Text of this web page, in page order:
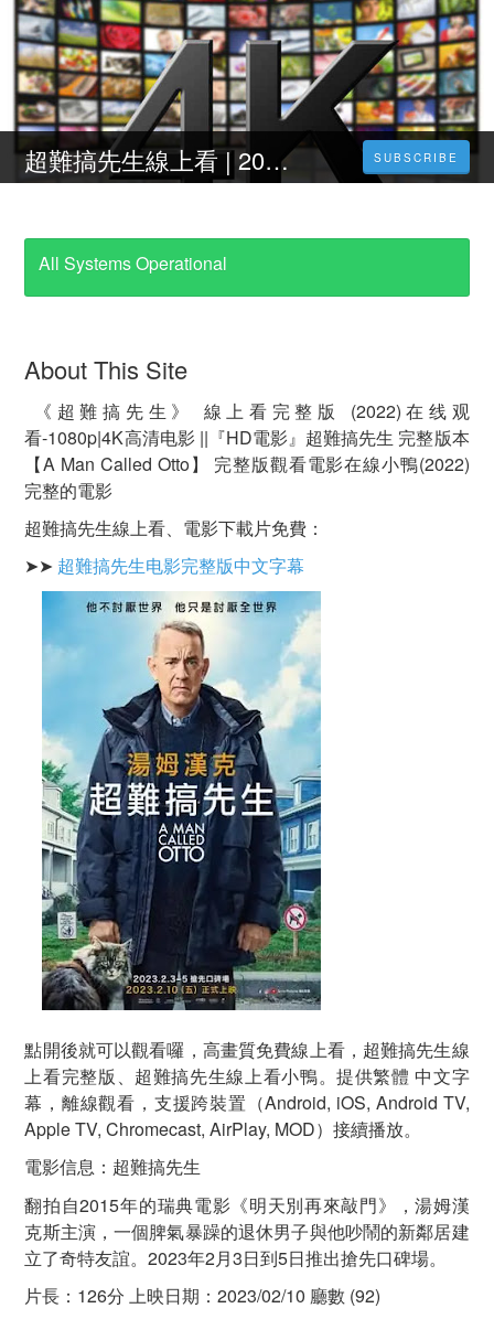
超難搞先生線上看 | 2023 | 完整 版小鴨|線上看小鴨|HD1080p SUBSCRIBE
All Systems Operational
About This Site
《超難搞先生》 線上看完整版 (2022)在线观
看-1080p|4K高清电影 ||『HD電影』超難搞先生 完整版本
【A Man Called Otto】 完整版觀看電影在線小鴨(2022)
完整的電影
超難搞先生線上看、電影下載片免費：
➤➤ 超難搞先生电影完整版中文字幕
點開後就可以觀看囉，高畫質免費線上看，超難搞先生線
上看完整版、超難搞先生線上看小鴨。提供繁體 中文字
幕，離線觀看，支援跨裝置（Android, iOS, Android TV,
Apple TV, Chromecast, AirPlay, MOD）接續播放。
電影信息：超難搞先生
翻拍自2015年的瑞典電影《明天別再來敲門》，湯姆漢
克斯主演，一個脾氣暴躁的退休男子與他吵鬧的新鄰居建
立了奇特友誼。2023年2月3日到5日推出搶先口碑場。
片長：126分 上映日期：2023/02/10 廳數 (92)